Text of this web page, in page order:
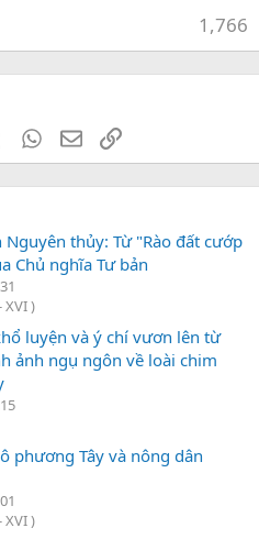
1,766
Tumblr WhatsApp
EmailLink
thủy: Từ "Rào đất cướp
Chủ nghĩa Tư bản
XVI )
luyện và ý chí vươn lên từ
ảnh ngụ ngôn về loài chim
phương Tây và nông dân
XVI )